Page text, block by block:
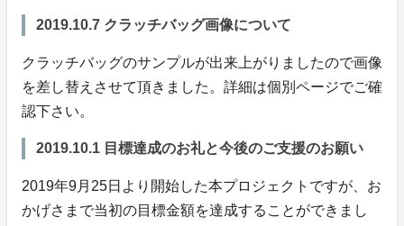
2019.10.7 クラッチバッグ画像について
クラッチバッグのサンプルが出来上がりましたので画像
を差し替えさせて頂きました。詳細は個別ページでご確
認下さい。
2019.10.1 目標達成のお礼と今後のご支援のお願い
2019年9月25日より開始した本プロジェクトですが、お
かげさまで当初の目標金額を達成することができまし